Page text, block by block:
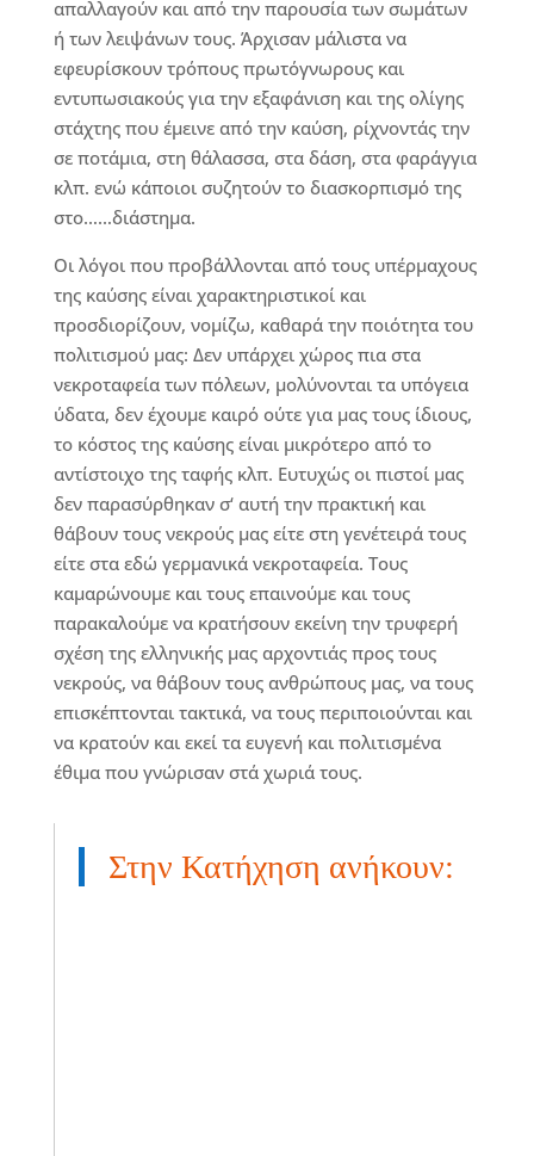
απαλλαγούν και από την παρουσία των σωμάτων
ή των λειψάνων τους. Άρχισαν μάλιστα να
εφευρίσκουν τρόπους πρωτόγνωρους και
εντυπωσιακούς για την εξαφάνιση και της ολίγης
στάχτης που έμεινε από την καύση, ρίχνοντάς την
σε ποτάμια, στη θάλασσα, στα δάση, στα φαράγγια
κλπ. ενώ κάποιοι συζητούν το διασκορπισμό της
στο……διάστημα.
Οι λόγοι που προβάλλονται από τους υπέρμαχους
της καύσης είναι χαρακτηριστικοί και
προσδιορίζουν, νομίζω, καθαρά την ποιότητα του
πολιτισμού μας: Δεν υπάρχει χώρος πια στα
νεκροταφεία των πόλεων, μολύνονται τα υπόγεια
ύδατα, δεν έχουμε καιρό ούτε για μας τους ίδιους,
το κόστος της καύσης είναι μικρότερο από το
αντίστοιχο της ταφής κλπ. Ευτυχώς οι πιστοί μας
δεν παρασύρθηκαν σ‘ αυτή την πρακτική και
θάβουν τους νεκρούς μας είτε στη γενέτειρά τους
είτε στα εδώ γερμανικά νεκροταφεία. Τους
καμαρώνουμε και τους επαινούμε και τους
παρακαλούμε να κρατήσουν εκείνη την τρυφερή
σχέση της ελληνικής μας αρχοντιάς προς τους
νεκρούς, να θάβουν τους ανθρώπους μας, να τους
επισκέπτονται τακτικά, να τους περιποιούνται και
να κρατούν και εκεί τα ευγενή και πολιτισμένα
έθιμα που γνώρισαν στά χωριά τους.
Στην Κατήχηση ανήκουν: